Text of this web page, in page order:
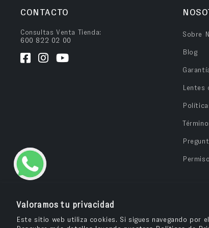
Valoramos tu privacidad
Este sitio web utiliza cookies. Si sigues navegando por
CONTACTO
Consultas Venta Tienda:
600 822 02 00
Sobre
Blog
Lentes
© 2026OPV Chile– Cuida tu salud visual y compra tus